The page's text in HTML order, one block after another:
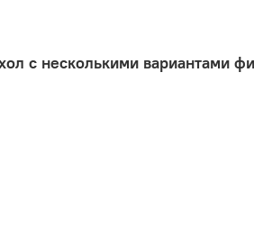
с несколькими вариантами